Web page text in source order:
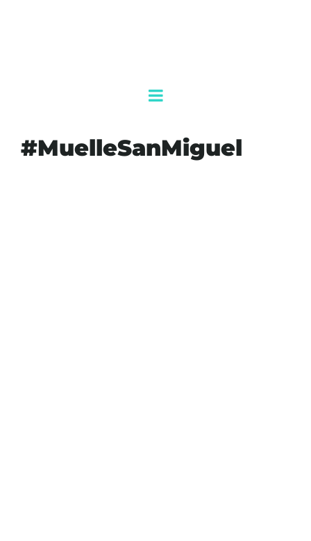
#MuelleSanMiguel